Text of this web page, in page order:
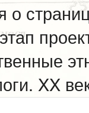
о
XX